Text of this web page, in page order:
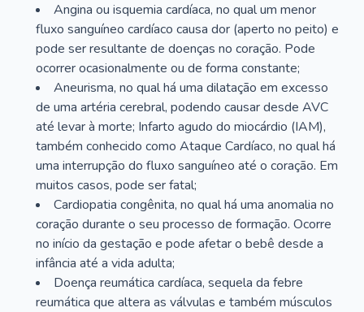
Angina ou isquemia cardíaca, no qual um menor
fluxo sanguíneo cardíaco causa dor (aperto no peito) e
pode ser resultante de doenças no coração. Pode
ocorrer ocasionalmente ou de forma constante;
Aneurisma, no qual há uma dilatação em excesso
de uma artéria cerebral, podendo causar desde AVC
até levar à morte; Infarto agudo do miocárdio (IAM),
também conhecido como Ataque Cardíaco, no qual há
uma interrupção do fluxo sanguíneo até o coração. Em
muitos casos, pode ser fatal;
Cardiopatia congênita, no qual há uma anomalia no
coração durante o seu processo de formação. Ocorre
no início da gestação e pode afetar o bebê desde a
infância até a vida adulta;
Doença reumática cardíaca, sequela da febre
reumática que altera as válvulas e também músculos